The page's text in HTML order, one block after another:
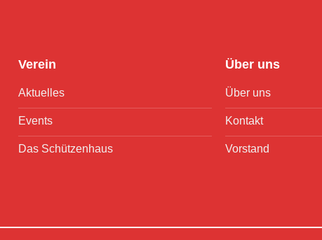
Verein
Aktuelles
Events
Das Schützenhaus
Über uns
Über uns
Kontakt
Vorstand